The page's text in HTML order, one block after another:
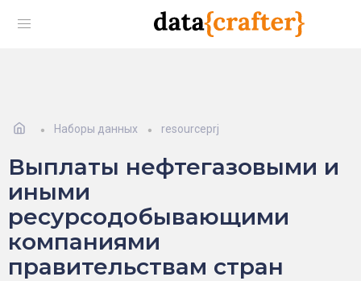
Наборы данных resourceprj
Выплаты нефтегазовыми и
иными
ресурсодобывающими
компаниями
правительствам стран